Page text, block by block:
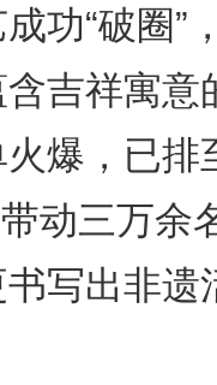
功“破圈”
吉祥寓意
爆，已排
动三万余
写出非遗